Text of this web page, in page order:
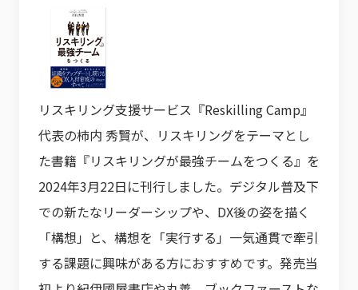
リスキリング支援サービス『Reskilling Camp』
代表の柿内 秀賢が、リスキリングをテーマとし
た書籍『リスキリングが最強チームをつくる』を
2024年3月22日に刊行しました。デジタル普及下
での新たなリーダーシップや、DX後の姿を描く
「構想」と、構想を「実行する」一気通貫で牽引
する課題に興味がある方におすすめです。発売当